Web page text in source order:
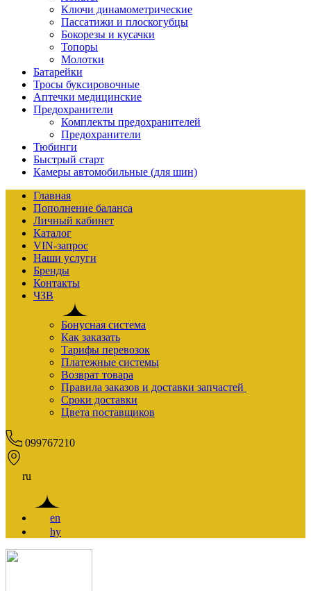
Ключи динамометрические
Пассатижи и плоскогубцы
Бокорезы и кусачки
Топоры
Молотки
Батарейки
Тросы буксировочные
Аптечки медицинские
Предохранители
Комплекты предохранителей
Предохранители
Тюбинги
Быстрый старт
Камеры автомобильные (для шин)
Главная
Пополнение баланса
Личный кабинет
Каталог
VIN-запрос
Наши услуги
Бренды
Контакты
ЧЗВ
Бонусная система
Как заказать
Тарифы перевозок
Платежные системы
Возврат товара
Правила заказов и доставки запчастей
Сроки доставки
Цвета поставщиков
099767210
ru
en
hy